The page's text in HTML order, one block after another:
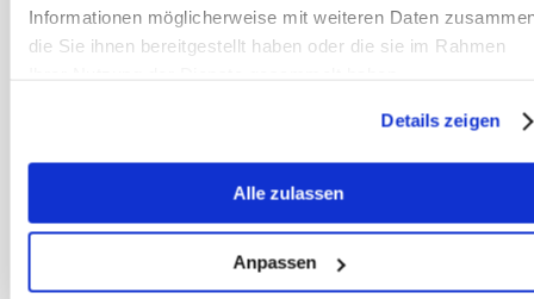
Informationen möglicherweise mit weiteren Daten
die Sie ihnen bereitgestellt haben oder die sie im Rahmen
Details zeigen
Alle zulassen
Anpassen
paard automatisch voorzien van alle
actieve B-vitaminen, vitamine K en
Daarnaast moet alles worden
paard verstoort. Deze verstoringen